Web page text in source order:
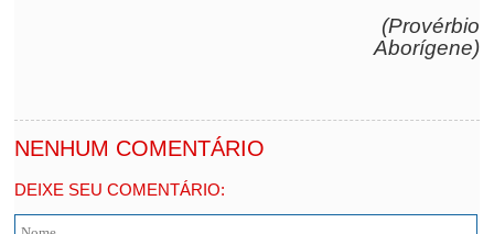
(Provérbio
Aborígene)
NENHUM COMENTÁRIO
DEIXE SEU COMENTÁRIO: